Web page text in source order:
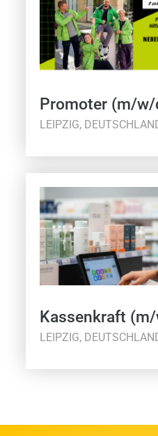
Promoter (m/w/
LEIPZIG,
Kassenkraft
LEIPZIG,